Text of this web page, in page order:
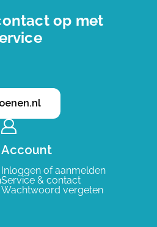
op met
Account
Inloggen of aanmelden
Service & contact
Wachtwoord vergeten